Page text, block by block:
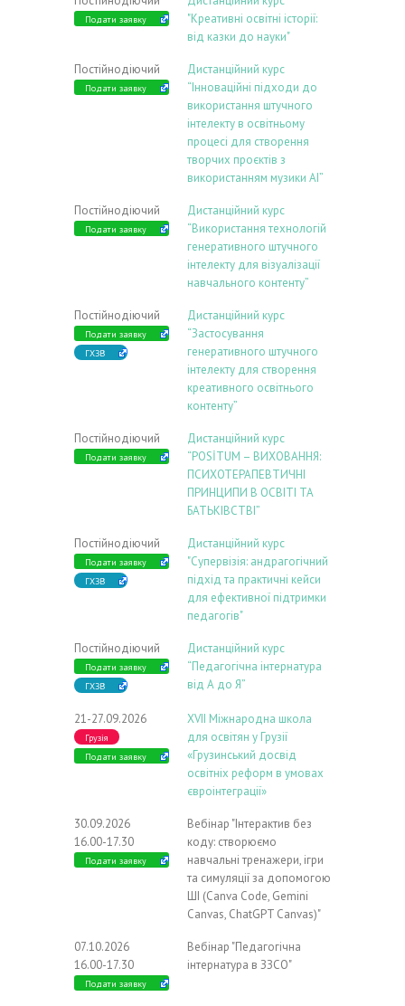
Подати заявку
"Креативні освітні історії:
від казки до науки"
Постійнодіючий
Подати заявку
Дистанційний курс
“Інноваційні підходи до
використання штучного
інтелекту в освітньому
процесі для створення
творчих проєктів з
використанням музики АІ”
Постійнодіючий
Подати заявку
Дистанційний курс
“Використання технологій
генеративного штучного
інтелекту для візуалізації
навчального контенту”
Постійнодіючий
Подати заявку
ГХЗВ
Дистанційний курс
“Застосування
генеративного штучного
інтелекту для створення
креативного освітнього
контенту”
Постійнодіючий
Подати заявку
Дистанційний курс
“POSİTUM – ВИХОВАННЯ:
ПСИХОТЕРАПЕВТИЧНІ
ПРИНЦИПИ В ОСВІТІ ТА
БАТЬКІВСТВІ”
Постійнодіючий
Подати заявку
ГХЗВ
Дистанційний курс
"Супервізія: андрагогічний
підхід та практичні кейси
для ефективної підтримки
педагогів"
Постійнодіючий
Подати заявку
ГХЗВ
Дистанційний курс
“Педагогічна інтернатура
від А до Я”
21-27.09.2026
Грузія
Подати заявку
ХVIІ Міжнародна школа
для освітян у Грузії
«Грузинський досвід
освітніх реформ в умовах
євроінтеграції»
30.09.2026
16.00-17.30
Подати заявку
Вебінар "Інтерактив без
коду: створюємо
навчальні тренажери, ігри
та симуляції за допомогою
ШІ (Canva Code, Gemini
Canvas, ChatGPT Canvas)"
07.10.2026
16.00-17.30
Подати заявку
Вебінар "Педагогічна
інтернатура в ЗЗСО"